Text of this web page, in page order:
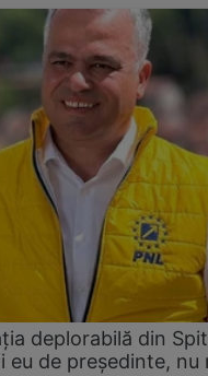
deplorabilă din
eu de președinte, nu